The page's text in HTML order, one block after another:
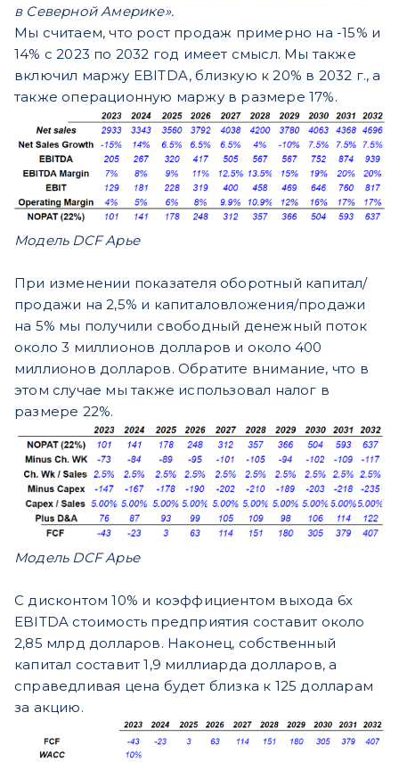
в Северной Америке».
Мы считаем, что рост продаж примерно на -15% и
14% с 2023 по 2032 год имеет смысл. Мы также
включил маржу EBITDA, близкую к 20% в 2032 г., а
также операционную маржу в размере 17%.
Модель DCF Арье
При изменении показателя оборотный капитал/
продажи на 2,5% и капиталовложения/продажи
на 5% мы получили свободный денежный поток
около 3 миллионов долларов и около 400
миллионов долларов. Обратите внимание, что в
этом случае мы также использовал налог в
размере 22%.
Модель DCF Арье
С дисконтом 10% и коэффициентом выхода 6x
EBITDA стоимость предприятия составит около
2,85 млрд долларов. Наконец, собственный
капитал составит 1,9 миллиарда долларов, а
справедливая цена будет близка к 125 долларам
за акцию.